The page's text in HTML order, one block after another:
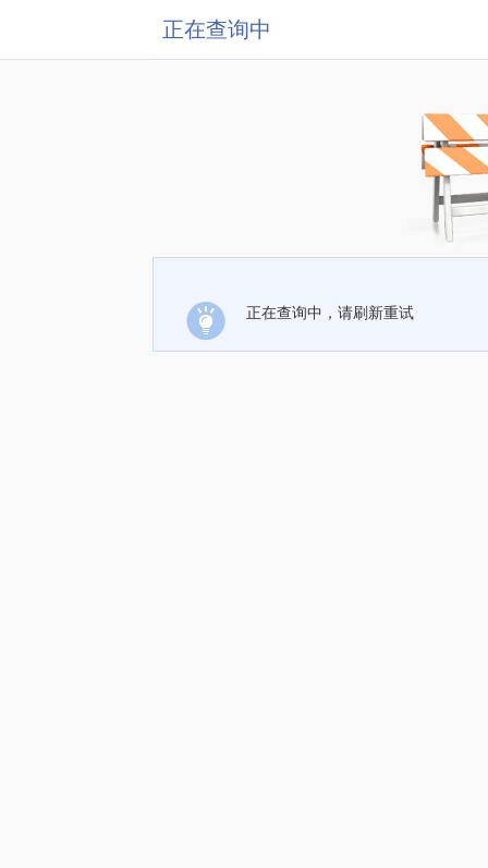
正在查询中
正在查询中，请刷新重试